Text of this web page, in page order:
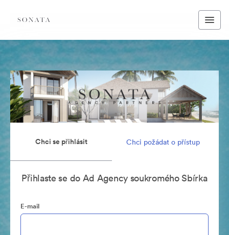
Chci se přihlásit Chci požádat o přístup
Přihlaste se do Ad Agency soukromého Sbírka
E-mail